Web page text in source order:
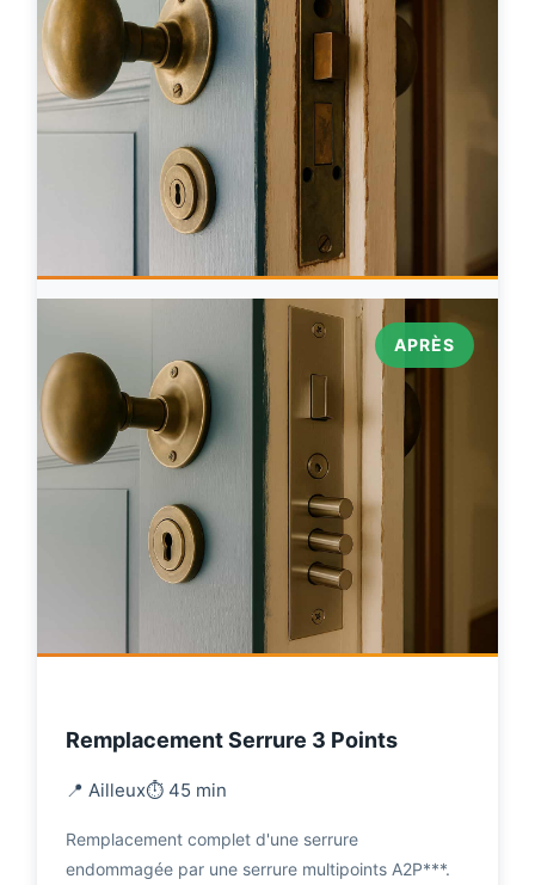
APRÈS
Remplacement Serrure 3 Points
📍 Ailleux⏱️ 45 min
Remplacement complet d'une serrure
endommagée par une serrure multipoints A2P***.